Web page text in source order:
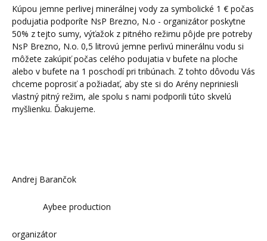
Kúpou jemne perlivej minerálnej vody za symbolické 1 € počas
podujatia podporíte NsP Brezno, N.o - organizátor poskytne
50% z tejto sumy, výťažok z pitného režimu pôjde pre potreby
NsP Brezno, N.o. 0,5 litrovú jemne perlivú minerálnu vodu si
môžete zakúpiť počas celého podujatia v bufete na ploche
alebo v bufete na 1 poschodí pri tribúnach. Z tohto dôvodu Vás
chceme poprosiť a požiadať, aby ste si do Arény nepriniesli
vlastný pitný režim, ale spolu s nami podporili túto skvelú
myšlienku. Ďakujeme.
Andrej Barančok
Aybee production
organizátor